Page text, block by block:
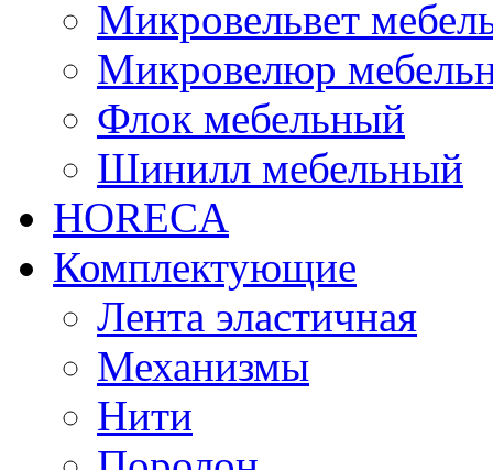
Микровельвет
Микровелюр
Флок мебельный
Шинилл мебельный
HORECA
Комплектующие
Лента эластичная
Механизмы
Нити